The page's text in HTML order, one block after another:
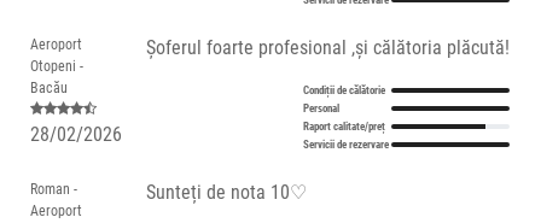
Aeroport
Otopeni -
Bacău
28/02/2026
Șoferul foarte profesional ,și călătoria plăcută!
Condiții de călătorie
Personal
Raport calitate/preț
Servicii de rezervare
Roman -
Aeroport
Sunteți de nota 10♡